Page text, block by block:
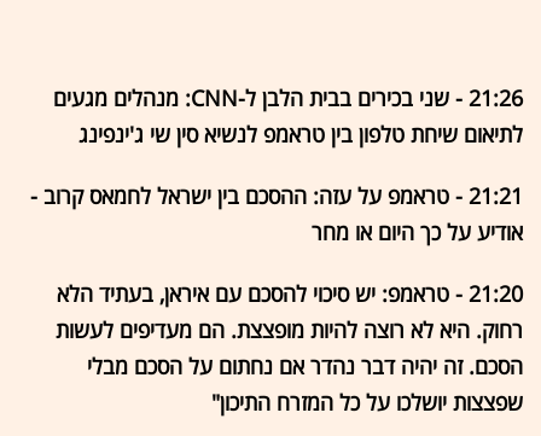
21:26 - שני בכירים בבית הלבן ל-CNN: מנהלים מגעים
לתיאום שיחת טלפון בין טראמפ לנשיא סין שי ג'ינפינג
21:21 - טראמפ על עזה: ההסכם בין ישראל לחמאס קרוב -
אודיע על כך היום או מחר
21:20 - טראמפ: יש סיכוי להסכם עם איראן, בעתיד הלא
רחוק. היא לא רוצה להיות מופצצת. הם מעדיפים לעשות
הסכם. זה יהיה דבר נהדר אם נחתום על הסכם מבלי
שפצצות יושלכו על כל המזרח התיכון"